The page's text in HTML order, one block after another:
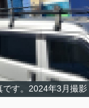
です。2024年3月撮影